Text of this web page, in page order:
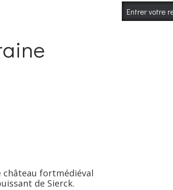
château fortmédiéval
de Sierck.